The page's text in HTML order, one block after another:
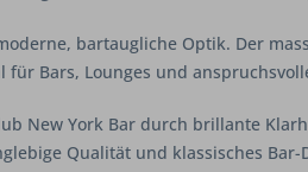
bar­taugliche Optik. Der
Bars, Lounges und
New York Bar durch brillante
Qualität und klassisches Bar-